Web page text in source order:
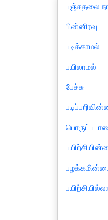
பஞ்சதலை
பின்னிரவு
படிக்காமல்
பயிலாமல்
பேச்சு